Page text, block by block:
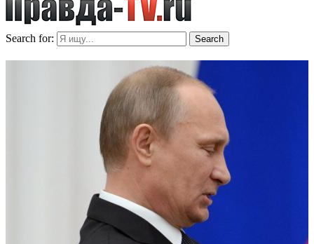
Search for: Search